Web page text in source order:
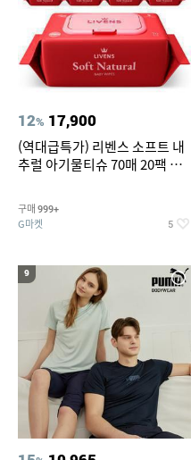
12% 17,900
(역대급특가) 리벤스 소프트 내
추럴 아기물티슈 70매 20팩 캡
구매 999+
G마켓 5
9